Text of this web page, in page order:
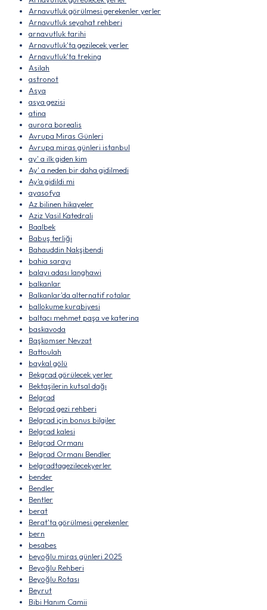
Arnavutluk görülmesi gerekenler yerler
Arnavutluk seyahat rehberi
arnavutluk tarihi
Arnavutluk'ta gezilecek yerler
Arnavutluk'ta treking
Asilah
astronot
Asya
asya gezisi
atina
aurora borealis
Avrupa Miras Günleri
Avrupa miras günleri istanbul
ay' a ilk giden kim
Ay' a neden bir daha gidilmedi
Ay'a gidildi mi
ayasofya
Az.bilinen hikayeler
Aziz Vasil Katedrali
Baalbek
Babuş terliği
Bahauddin Nakşibendi
bahia sarayı
balayı adası langhawi
balkanlar
Balkanlar'da alternatif rotalar
ballokume kurabiyesi
baltacı mehmet paşa ve katerina
baskavoda
Başkomser Nevzat
Battoulah
baykal gölü
Bekgrad görülecek yerler
Bektaşilerin kutsal dağı
Belgrad
Belgrad gezi rehberi
Belgrad için bonus bilgiler
Belgrad kalesi
Belgrad Ormanı
Belgrad Ormanı Bendler
belgradtagezilecekyerler
bender
Bendler
Bentler
berat
Berat'ta görülmesi gerekenler
bern
besabes
beyoğlu miras günleri 2025
Beyoğlu Rehberi
Beyoğlu Rotası
Beyrut
Bibi Hanım Camii